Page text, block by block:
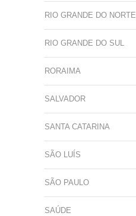
RIO GRANDE DO NORTE
RIO GRANDE DO SUL
RORAIMA
SALVADOR
SANTA CATARINA
SÃO LUÍS
SÃO PAULO
SAÚDE